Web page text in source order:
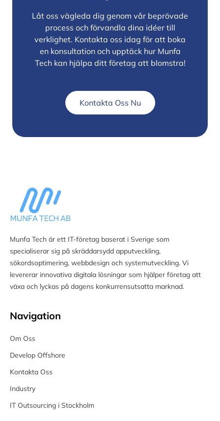
Låt oss vägleda dig genom vår beprövade
process och förvandla dina idéer till
verklighet. Kontakta oss idag för att boka
en konsultation och upptäck hur Munfa
Tech kan hjälpa ditt företag att blomstra!
Kontakta Oss Nu
Munfa Tech är ett IT-företag baserat i Sverige som
specialiserar sig på skräddarsydd apputveckling,
sökordsoptimering, webbdesign och systemutveckling. Vi
levererar innovativa digitala lösningar som hjälper företag att
växa och lyckas på dagens konkurrensutsatta marknad.
Navigation
Om Oss
Develop Offshore
Kontakta Oss
Industry
IT Outsourcing i Stockholm